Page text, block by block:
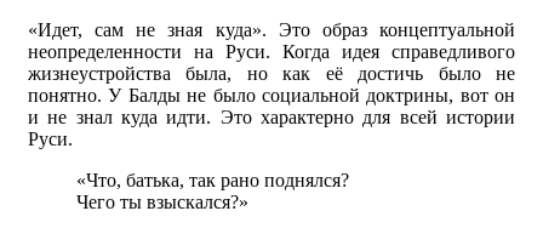
«Идет, сам не зная куда». Это образ концептуальной
неопределенности на Руси. Когда идея справедливого
жизнеустройства была, но как её достичь было не
понятно. У Балды не было социальной доктрины, вот он
и не знал куда идти. Это характерно для всей истории
Руси.
«Что, батька, так рано поднялся?
Чего ты взыскался?»